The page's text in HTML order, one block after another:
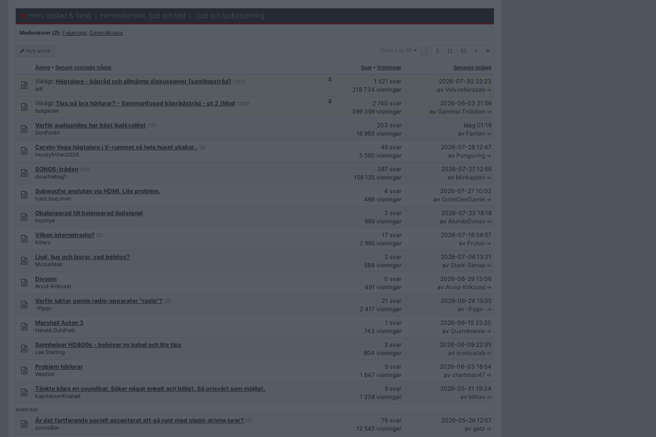
Hem, bostad & familj Hemelektronik, ljud och bild Ljud och ljudutrustning
Moderatorer (2): Falukropp Generalknase
Nytt ämne
Sidan
65
Sidan 1 av 65 2 11 51
Ämne • Senast startade trådar Svar • Visningar Senaste inlägg
Viktigt: Högtalare - köpråd och allmänna diskussioner [samlingstråd] (127)
adl
1 521 svar
218 734 visningar
2026-07-30 23:23
av Volvoellersaab
Viktigt: Tips på bra hörlurar? - Sammanfogad köprådstråd - pt 2 /Mod (229)
bulgarien
2 740 svar
399 399 visningar
2026-06-03 21:56
av Gammal.Trolldom
Varför audiophiles har bäst ljudkvalitet (17)
DonFoldit
203 svar
16 963 visningar
Idag 01:19
av Fanten
Cervin-Vega högtalare i V-rummet så hela huset skakar.. (5)
Hockyfrillan2026
48 svar
5 560 visningar
2026-07-28 12:47
av Pungsving
SONOS-tråden (33)
douchebag1
387 svar
156 125 visningar
2026-07-27 12:56
av Minkapten
Subwoofer ansluten via HDMI. Lite problem.
hard.bop.man
4 svar
466 visningar
2026-07-27 10:02
av GormDenGamle
Obalanserad till balanserad ljudsignal
hoohye
3 svar
969 visningar
2026-07-23 18:18
av ArundoDonax
Vilken internetradio? (2)
Killerz
17 svar
2 995 visningar
2026-07-18 06:57
av Pruton
Ljud, ljus och lasrar, vad behövs?
MickelMan
2 svar
584 visningar
2026-07-06 13:21
av Stark-Senap
Divoom
Arvid-Kriklund
0 svar
491 visningar
2026-06-29 13:06
av Arvid-Kriklund
Varför luktar gamla radio-apparater "radio"? (2)
-Pippi-
21 svar
2 417 visningar
2026-06-24 15:55
av -Pippi-
Marshall Acton 3
Harald.Guldhatt
1 svar
743 visningar
2026-06-15 23:20
av Quandmeme
Sennheiser HD800s - behöver ny kabel och lite tips
Lee Sterling
3 svar
804 visningar
2026-06-09 22:35
av iconicatab
Problem hörlurar
Westski
9 svar
1 647 visningar
2026-06-03 18:54
av vhartman47
Tänkte köpa en soundbar. Söker något enkelt och billigt. Så prisvärt som möjligt.
KapitalismKnullad
9 svar
1 238 visningar
2026-05-31 19:34
av bithax
Är det fortfarande socialt accepterat att gå runt med sladd-drivna lurar? (7)
solstrålar
76 svar
12 545 visningar
2026-05-26 12:57
av getz